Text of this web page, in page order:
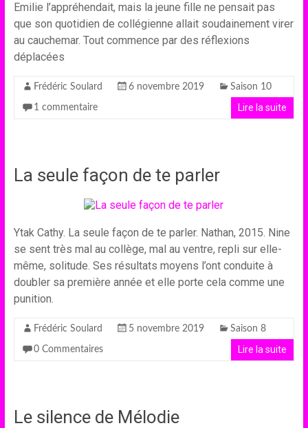
Emilie l’appréhendait, mais la jeune fille ne pensait pas
que son quotidien de collégienne allait soudainement virer
au cauchemar. Tout commence par des réflexions
déplacées
Frédéric Soulard 6 novembre 2019 Saison 10
1 commentaire Lire la suite
La seule façon de te parler
Ytak Cathy. La seule façon de te parler. Nathan, 2015. Nine
se sent très mal au collège, mal au ventre, repli sur elle-
même, solitude. Ses résultats moyens l’ont conduite à
doubler sa première année et elle porte cela comme une
punition.
Frédéric Soulard 5 novembre 2019 Saison 8
0 Commentaires Lire la suite
Le silence de Mélodie